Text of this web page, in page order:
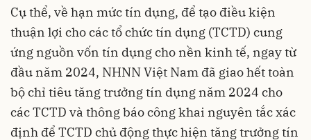
Cụ thể, về hạn mức tín dụng, để tạo điều kiện
thuận lợi cho các tổ chức tín dụng (TCTD) cung
ứng nguồn vốn tín dụng cho nền kinh tế, ngay từ
đầu năm 2024, NHNN Việt Nam đã giao hết toàn
bộ chỉ tiêu tăng trưởng tín dụng năm 2024 cho
các TCTD và thông báo công khai nguyên tắc xác
định để TCTD chủ động thực hiện tăng trưởng tín